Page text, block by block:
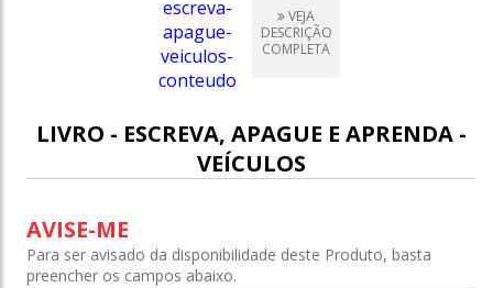
VEJA
DESCRIÇÃO
COMPLETA
LIVRO - ESCREVA, APAGUE E APRENDA -
VEÍCULOS
AVISE-ME
Para ser avisado da disponibilidade deste Produto, basta
preencher os campos abaixo.